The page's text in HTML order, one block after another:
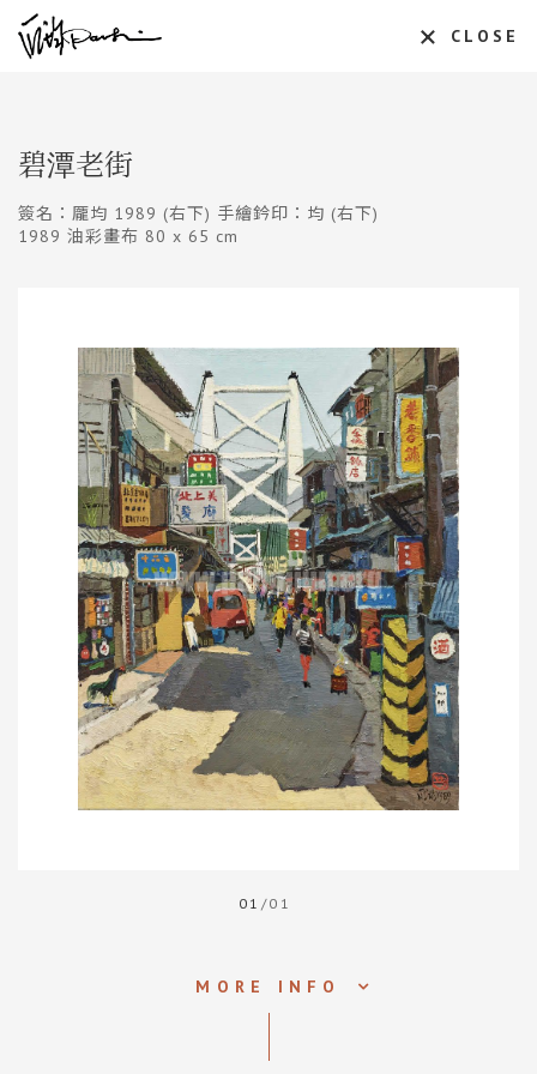
CLOSE
碧潭老街
簽名：龎均 1989 (右下) 手繪鈐印：均 (右下)
1989 油彩畫布 80 x 65 cm
01 /01
MORE INFO